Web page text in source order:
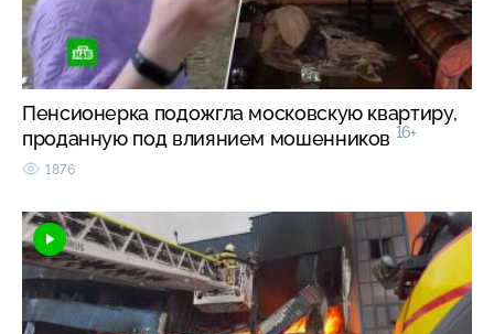
Пенсионерка подожгла московскую квартиру,
проданную под влиянием мошенников 16+
1876